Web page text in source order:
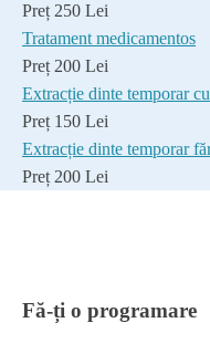
Preț 250 Lei
Tratament medicamentos
Preț 200 Lei
Extracție dinte temporar
Preț 150 Lei
Extracție dinte temporar
Preț 200 Lei
Fă-ți o programare